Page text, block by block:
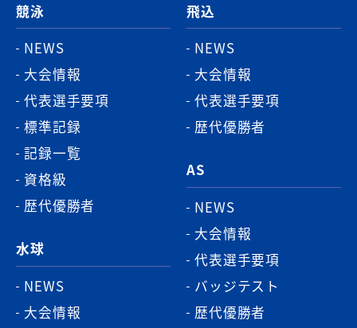
競泳
NEWS
大会情報
代表選手要項
標準記録
記録一覧
資格級
歴代優勝者
水球
NEWS
大会情報
飛込
NEWS
大会情報
代表選手要項
歴代優勝者
AS
NEWS
大会情報
代表選手要項
バッジテスト
歴代優勝者